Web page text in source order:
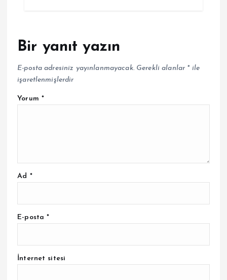
Bir yanıt yazın
E-posta adresiniz yayınlanmayacak. Gerekli alanlar *ile
işaretlenmişlerdir
Yorum *
Ad *
E-posta*
İnternet sitesi